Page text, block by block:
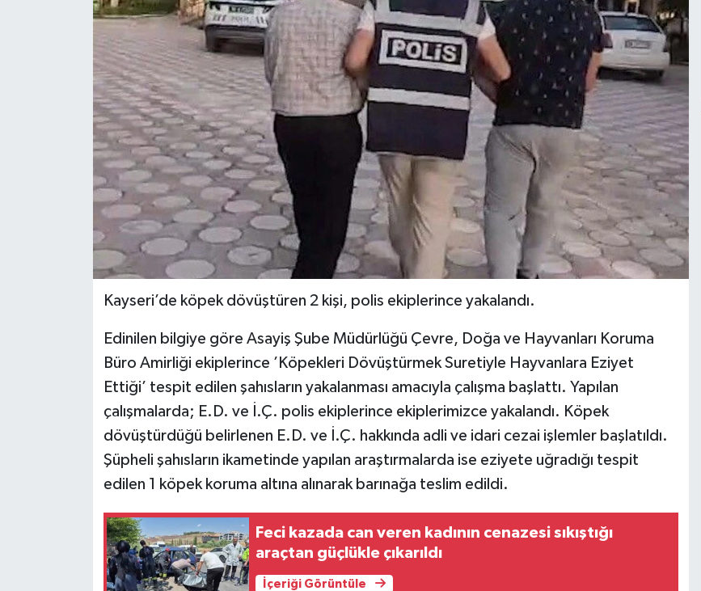
Kayseri’de köpek dövüştüren 2 kişi, polis ekiplerince yakalandı.
Edinilen bilgiye göre Asayiş Şube Müdürlüğü Çevre, Doğa ve Hayvanları Koruma
Büro Amirliği ekiplerince ’Köpekleri Dövüştürmek Suretiyle Hayvanlara Eziyet
Ettiği’ tespit edilen şahısların yakalanması amacıyla çalışma başlattı. Yapılan
çalışmalarda; E.D. ve İ.Ç. polis ekiplerince ekiplerimizce yakalandı. Köpek
dövüştürdüğü belirlenen E.D. ve İ.Ç. hakkında adli ve idari cezai işlemler başlatıldı.
Şüpheli şahısların ikametinde yapılan araştırmalarda ise eziyete uğradığı tespit
edilen 1 köpek koruma altına alınarak barınağa teslim edildi.
Feci kazada can veren kadının cenazesi sıkıştığı
araçtan güçlükle çıkarıldı
İçeriği Görüntüle